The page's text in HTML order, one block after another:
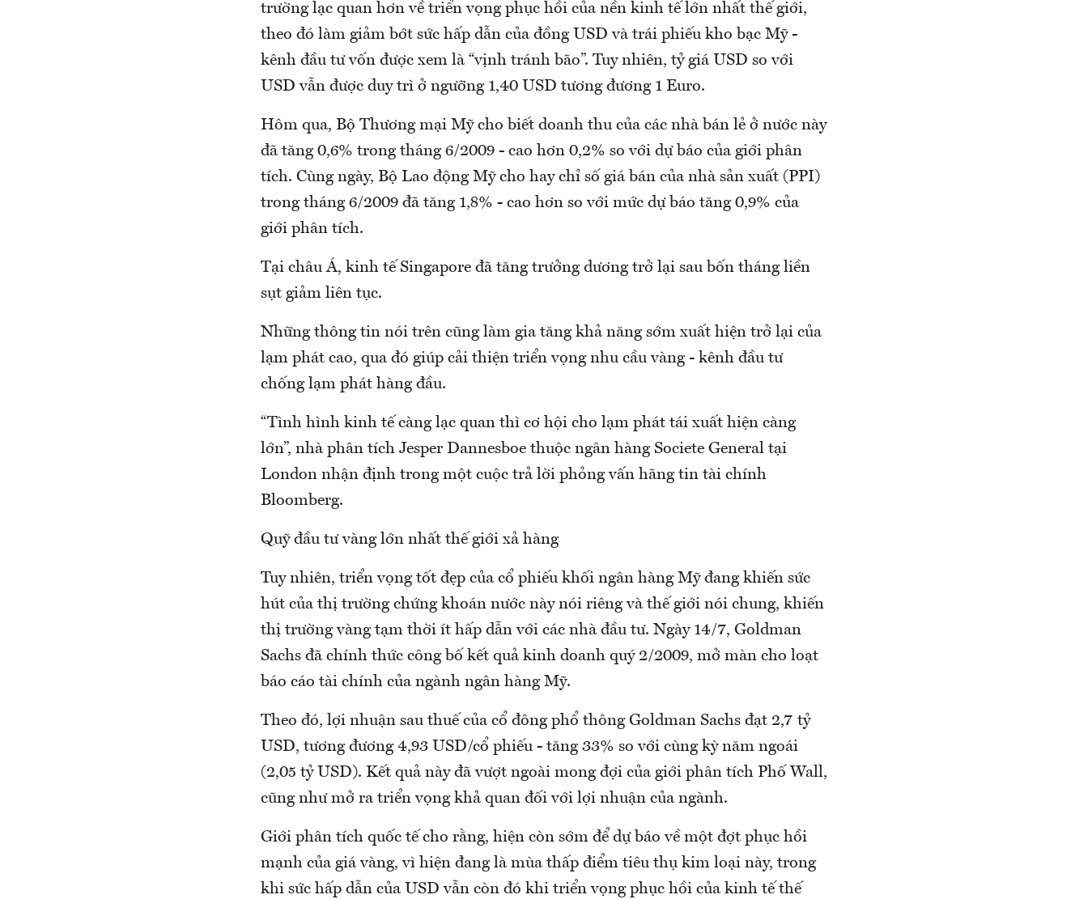
trường lạc quan hơn về triển vọng phục hồi của nền kinh tế lớn nhất thế giới,
theo đó làm giảm bớt sức hấp dẫn của đồng USD và trái phiếu kho bạc Mỹ -
kênh đầu tư vốn được xem là “vịnh tránh bão”. Tuy nhiên, tỷ giá USD so với
USD vẫn được duy trì ở ngưỡng 1,40 USD tương đương 1 Euro.
Hôm qua, Bộ Thương mại Mỹ cho biết doanh thu của các nhà bán lẻ ở nước này
đã tăng 0,6% trong tháng 6/2009 - cao hơn 0,2% so với dự báo của giới phân
tích. Cùng ngày, Bộ Lao động Mỹ cho hay chỉ số giá bán của nhà sản xuất (PPI)
trong tháng 6/2009 đã tăng 1,8% - cao hơn so với mức dự báo tăng 0,9% của
giới phân tích.
Tại châu Á, kinh tế Singapore đã tăng trưởng dương trở lại sau bốn tháng liền
sụt giảm liên tục.
Những thông tin nói trên cũng làm gia tăng khả năng sớm xuất hiện trở lại của
lạm phát cao, qua đó giúp cải thiện triển vọng nhu cầu vàng - kênh đầu tư
chống lạm phát hàng đầu.
“Tình hình kinh tế càng lạc quan thì cơ hội cho lạm phát tái xuất hiện càng
lớn”, nhà phân tích Jesper Dannesboe thuộc ngân hàng Societe General tại
London nhận định trong một cuộc trả lời phỏng vấn hãng tin tài chính
Bloomberg.
Quỹ đầu tư vàng lớn nhất thế giới xả hàng
Tuy nhiên, triển vọng tốt đẹp của cổ phiếu khối ngân hàng Mỹ đang khiến sức
hút của thị trường chứng khoán nước này nói riêng và thế giới nói chung, khiến
thị trường vàng tạm thời ít hấp dẫn với các nhà đầu tư. Ngày 14/7, Goldman
Sachs đã chính thức công bố kết quả kinh doanh quý 2/2009, mở màn cho loạt
báo cáo tài chính của ngành ngân hàng Mỹ.
Theo đó, lợi nhuận sau thuế của cổ đông phổ thông Goldman Sachs đạt 2,7 tỷ
USD, tương đương 4,93 USD/cổ phiếu - tăng 33% so với cùng kỳ năm ngoái
(2,05 tỷ USD). Kết quả này đã vượt ngoài mong đợi của giới phân tích Phố Wall,
cũng như mở ra triển vọng khả quan đối với lợi nhuận của ngành.
Giới phân tích quốc tế cho rằng, hiện còn sớm để dự báo về một đợt phục hồi
mạnh của giá vàng, vì hiện đang là mùa thấp điểm tiêu thụ kim loại này, trong
khi sức hấp dẫn của USD vẫn còn đó khi triển vọng phục hồi của kinh tế thế